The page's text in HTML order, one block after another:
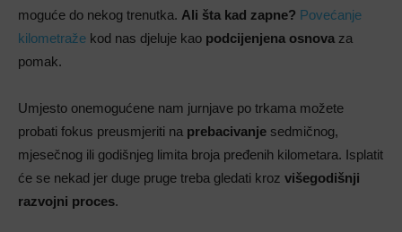
moguće do nekog trenutka. Ali šta kad zapne? Povećanje
kilometraže kod nas djeluje kao podcijenjena osnova za
pomak.
Umjesto onemogućene nam jurnjave po trkama možete
probati fokus preusmjeriti na prebacivanje sedmičnog,
mjesečnog ili godišnjeg limita broja pređenih kilometara. Isplatit
će se nekad jer duge pruge treba gledati kroz višegodišnji
razvojni proces.